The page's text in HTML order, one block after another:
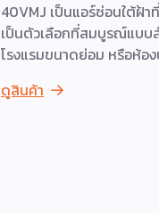
40VMJ เป็นแอร์ซ่อนใต้ฝ้
เป็นตัวเลือกที่สมบูรณ์แบบ
โรงแรมขนาดย่อม หรือห้อง
ดูสินค้า